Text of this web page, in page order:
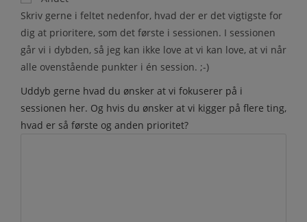
Skriv gerne i feltet nedenfor, hvad der er det vigtigste for
dig at prioritere, som det første i sessionen. I sessionen
går vi i dybden, så jeg kan ikke love at vi kan love, at vi når
alle ovenstående punkter i én session. ;-)
Uddyb gerne hvad du ønsker at vi fokuserer på i
sessionen her. Og hvis du ønsker at vi kigger på flere ting,
hvad er så første og anden prioritet?